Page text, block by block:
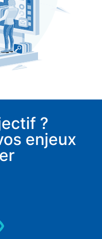
?
enjeux